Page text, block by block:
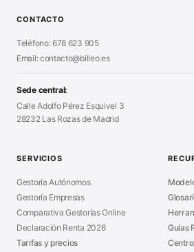
Generador Nóminas
■ Generador Presupuestos
Generador Facturas
■Modelo Nómina PDF
■Calculadora Vacaciones
■Alta Autónomo Paso a Paso
Declaración Renta 2026
■Certificado Digital
■Sanciones Hacienda
■Asesoría en Madrid
CONTACTO
Teléfono: 678 623 905
Email: contacto@billeo.es
Sede central:
Calle Adolfo Pérez Esquivel 3
28232 Las Rozas de Madrid
SERVICIOS
Gestoría Autónomos
Gestoría Empresas
Comparativa Gestorías Online
Declaración Renta 2026
Tarifas y precios
Guías